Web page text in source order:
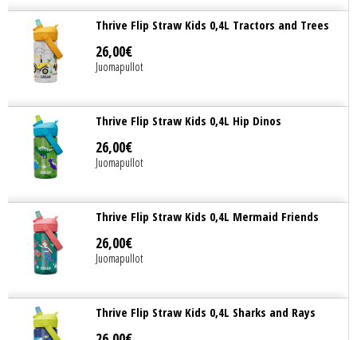
Thrive Flip Straw Kids 0,4L Tractors and Trees
26,00€
Juomapullot
Thrive Flip Straw Kids 0,4L Hip Dinos
26,00€
Juomapullot
Thrive Flip Straw Kids 0,4L Mermaid Friends
26,00€
Juomapullot
Thrive Flip Straw Kids 0,4L Sharks and Rays